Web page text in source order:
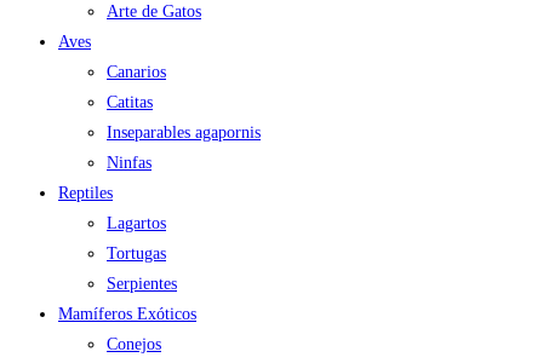
Arte de Gatos
Aves
Canarios
Catitas
Inseparables agapornis
Ninfas
Reptiles
Lagartos
Tortugas
Serpientes
Mamíferos Exóticos
Conejos